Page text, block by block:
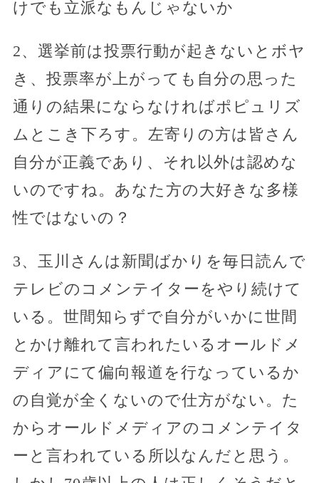
けでも立派なもんじゃないか
2、選挙前は投票行動が起きないとボヤ
き、投票率が上がっても自分の思った
通りの結果にならなければポピュリズ
ムとこき下ろす。左寄りの方は皆さん
自分が正義であり、それ以外は認めな
いのですね。あなた方の大好きな多様
性ではないの？
3、玉川さんは新聞ばかりを毎日読んで
テレビのコメンテイターをやり続けて
いる。世間知らずで自分がいかに世間
とかけ離れて言われたいるオールドメ
ディアにて偏向報道を行なっているか
の自覚が全くないので仕方がない。た
からオールドメディアのコメンテイタ
ーと言われている所以なんだと思う。